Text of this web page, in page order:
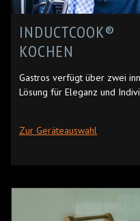
INDUCTCOOK®
KOCHEN
Gastros verfügt über zwei
Lösung für Eleganz und
Zur Geräteauswahl